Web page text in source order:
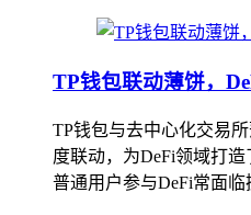
TP钱包联动薄饼，
TP钱包与去中心化交易所
度联动，为DeFi领域打
普通用户参与DeFi常面